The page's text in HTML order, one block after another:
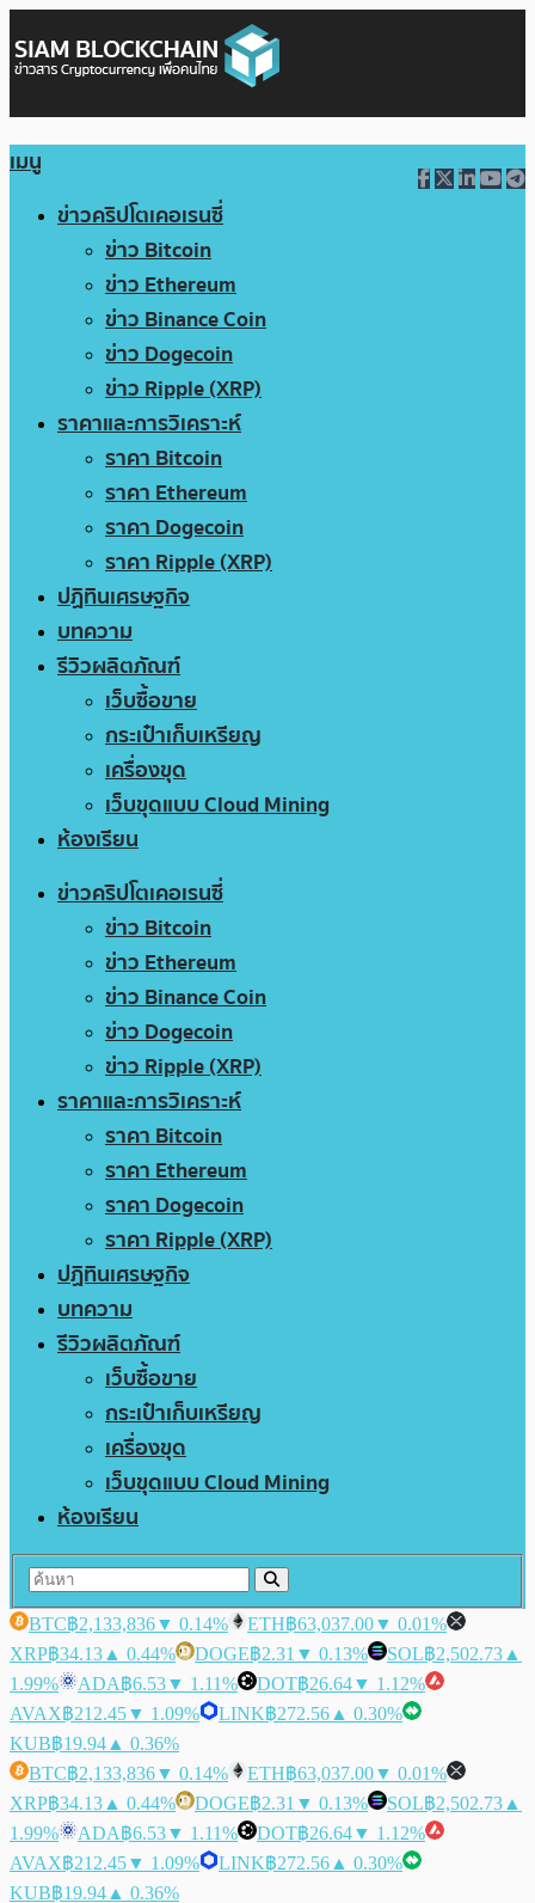
เมนู
ข่าวคริปโตเคอเรนซี่
ข่าว Bitcoin
ข่าว Ethereum
ข่าว Binance Coin
ข่าว Dogecoin
ข่าว Ripple (XRP)
ราคาและการวิเคราะห์
ราคา Bitcoin
ราคา Ethereum
ราคา Dogecoin
ราคา Ripple (XRP)
ปฏิทินเศรษฐกิจ
บทความ
รีวิวผลิตภัณฑ์
เว็บซื้อขาย
กระเป๋าเก็บเหรียญ
เครื่องขุด
เว็บขุดแบบ Cloud Mining
ห้องเรียน
ข่าวคริปโตเคอเรนซี่
ข่าว Bitcoin
ข่าว Ethereum
ข่าว Binance Coin
ข่าว Dogecoin
ข่าว Ripple (XRP)
ราคาและการวิเคราะห์
ราคา Bitcoin
ราคา Ethereum
ราคา Dogecoin
ราคา Ripple (XRP)
ปฏิทินเศรษฐกิจ
บทความ
รีวิวผลิตภัณฑ์
เว็บซื้อขาย
กระเป๋าเก็บเหรียญ
เครื่องขุด
เว็บขุดแบบ Cloud Mining
ห้องเรียน
BTC฿2,133,836▼ 0.14% ETH฿63,037.00▼ 0.01%
XRP฿34.13 ▲ 0.44% DOGE฿2.31 ▼ 0.13% SOL฿2,502.73 ▲
1.99%
ADA฿6.53▼ 1.11% DOT฿26.64▼ 1.12%
AVAX฿212.45▼ 1.09% LINK฿272.56 ▲ 0.30%
KUB฿19.94 ▲ 0.36%
BTC฿2,133,836▼ 0.14% ETH฿63,037.00▼ 0.01%
XRP฿34.13 ▲ 0.44% DOGE฿2.31 ▼ 0.13% SOL฿2,502.73 ▲
1.99%
ADA฿6.53▼ 1.11% DOT฿26.64▼ 1.12%
AVAX฿212.45▼ 1.09% LINK฿272.56 ▲ 0.30%
KUB฿19.94 ▲ 0.36%